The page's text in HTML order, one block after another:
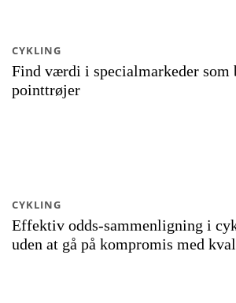
Find værdi i specialmarkeder som
pointtrøjer
CYKLING
Effektiv odds-sammenligning i
uden at gå på kompromis med
CYKLING